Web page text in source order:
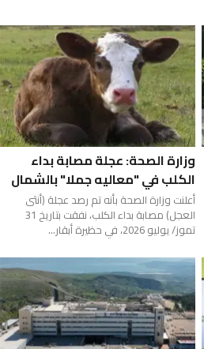
وزارة الصحة: عجلة مصابة بداء
الكلب في "معاليه جملا" بالشمال
أعلنت وزارة الصحة بأنه تم رصد عجلة (أنثى
العجل) مصابة بداء الكلب، نفقت بتاريخ 31
تموز/ يوليو 2026، في حظيرة أبقار...